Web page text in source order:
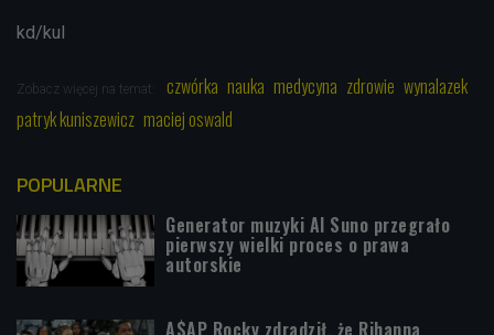
kd/kul
Zobacz więcej na temat: czwórka nauka medycyna zdrowie wynalazek
patryk kuniszewicz maciej oswald
POPULARNE
Generator muzyki AI Suno przegrało
pierwszy wielki proces o prawa
autorskie
A$AP Rocky zdradził, że Rihanna